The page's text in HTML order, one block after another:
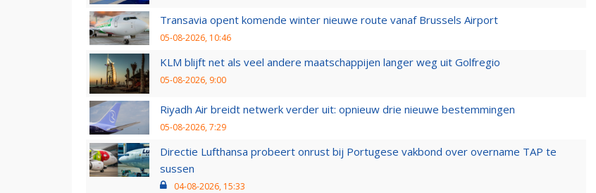
Transavia opent komende winter nieuwe route vanaf Brussels Airport
05-08-2026, 10:46
KLM blijft net als veel andere maatschappijen langer weg uit Golfregio
05-08-2026, 9:00
Riyadh Air breidt netwerk verder uit: opnieuw drie nieuwe bestemmingen
05-08-2026, 7:29
Directie Lufthansa probeert onrust bij Portugese vakbond over overname TAP te
sussen
04-08-2026, 15:33